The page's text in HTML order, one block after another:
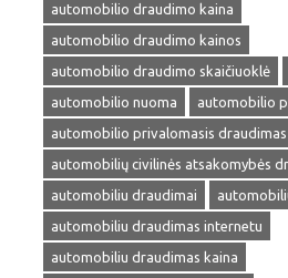
automobilio draudimo kaina
automobilio draudimo kainos
automobilio draudimo skaičiuoklė
automobilio nuoma
automobilio
automobilio privalomasis
automobilių civilinės atsakomybės
automobiliu draudimai
automobiliu draudimas internetu
automobiliu draudimas kaina